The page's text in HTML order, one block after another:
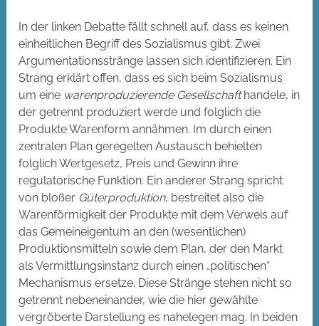
In der linken Debatte fällt schnell auf, dass es keinen
einheitlichen Begriff des Sozialismus gibt. Zwei
Argumentationsstränge lassen sich identifizieren. Ein
Strang erklärt offen, dass es sich beim Sozialismus
um eine warenproduzierende Gesellschafthandele, in
der getrennt produziert werde und folglich die
Produkte Warenform annähmen. Im durch einen
zentralen Plan geregelten Austausch behielten
folglich Wertgesetz, Preis und Gewinn ihre
regulatorische Funktion. Ein anderer Strang spricht
von bloßer Güterproduktion, bestreitet also die
Warenförmigkeit der Produkte mit dem Verweis auf
das Gemeineigentum an den (wesentlichen)
Produktionsmitteln sowie dem Plan, der den Markt
als Vermittlungsinstanz durch einen „politischen“
Mechanismus ersetze. Diese Stränge stehen nicht so
getrennt nebeneinander, wie die hier gewählte
vergröberte Darstellung es nahelegen mag. In beiden